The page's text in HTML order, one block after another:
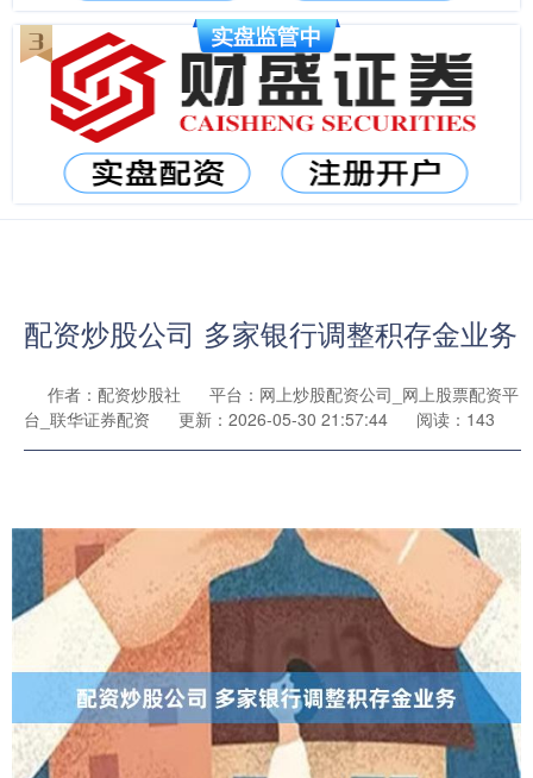
配资炒股公司 多家银行调整积存金业务
作者：配资炒股社
平台：网上炒股配资公司_网上股票配资平
台_联华证券配资
更新：2026-05-30 21:57:44 阅读：143